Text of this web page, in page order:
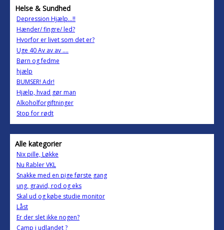
Helse & Sundhed
Depression Hjælp...!!
Hænder/ fingre/ led?
Hvorfor er livet som det er?
Uge 40 Av av av ....
Børn og fedme
hjælp
BUMSER! Adr!
Hjælp, hvad gør man
Alkoholforgiftninger
Stop for rødt
Alle kategorier
Nix pille, Løkke
Nu Rabler VKL
Snakke med en pige første gang
ung, gravid, rod og eks
Skal ud og købe studie monitor
Låst
Er der slet ikke nogen?
Camp i udlandet ?